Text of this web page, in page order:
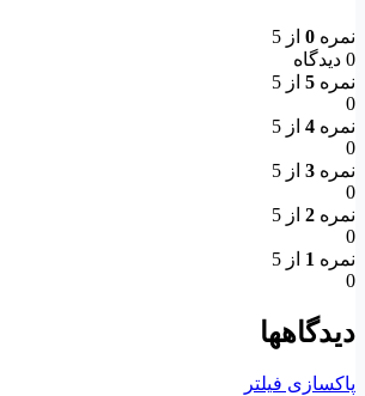
نمره 0 از 5
0 دیدگاه
نمره 5 از 5
0
نمره 4 از 5
0
نمره 3 از 5
0
نمره 2 از 5
0
نمره 1 از 5
0
دیدگاهها
پاکسازی فیلتر